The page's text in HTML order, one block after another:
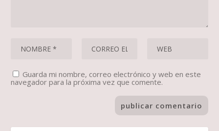
Guarda mi nombre, correo electrónico y web en este
navegador para la próxima vez que comente.